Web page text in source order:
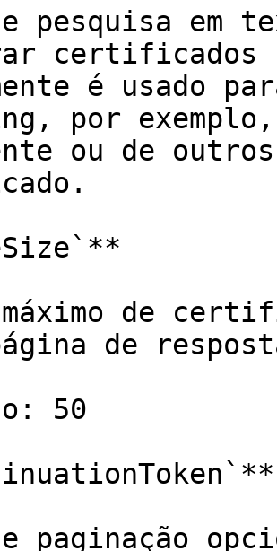
pesquisa em
certificados
é usado
por
ou de
máximo de
de
50
paginação